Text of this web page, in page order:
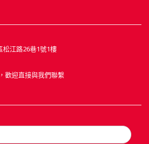
松江路26巷1號1樓
歡迎直接與我們聯繫